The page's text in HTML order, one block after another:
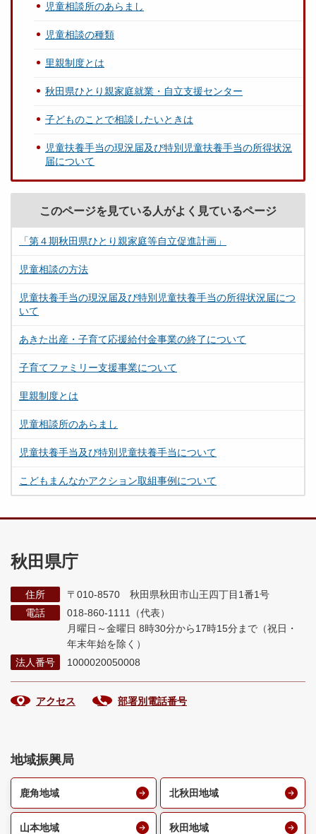
児童相談所のあらまし
児童相談の種類
里親制度とは
秋田県ひとり親家庭就業・自立支援センター
子どものことで相談したいときは
児童扶養手当の現況届及び特別児童扶養手当の所得状況
届について
このページを見ている人がよく見ているページ
「第４期秋田県ひとり親家庭等自立促進計画」
児童相談の方法
児童扶養手当の現況届及び特別児童扶養手当の所得状況届につ
いて
あきた出産・子育て応援給付金事業の終了について
子育てファミリー支援事業について
里親制度とは
児童相談所のあらまし
児童扶養手当及び特別児童扶養手当について
こどもまんなかアクション取組事例について
秋田県庁
住所
〒010-8570 秋田県秋田市山王四丁目1番1号
電話
018-860-1111（代表）
月曜日～金曜日 8時30分から17時15分まで （祝日・
年末年始を除く）
法人番号
1000020050008
アクセス 部署別電話番号
地域振興局
鹿角地域 北秋田地域
山本地域 秋田地域